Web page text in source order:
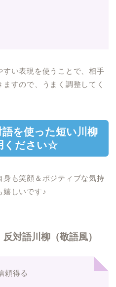
すい表現を使うことで、相手
すので、うまく調整してく
を使った短い川柳
ください☆
も笑顔＆ポジティブな気持
嬉しいです♪
対語川柳（敬語風）
頼得る